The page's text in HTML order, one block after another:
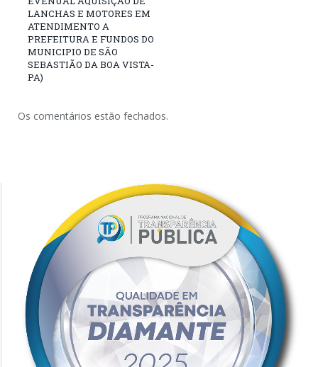
LANCHAS E MOTORES EM
ATENDIMENTO A
PREFEITURA E FUNDOS DO
MUNICIPIO DE SÃO
SEBASTIÃO DA BOA VISTA-
PA)
Os comentários estão fechados.